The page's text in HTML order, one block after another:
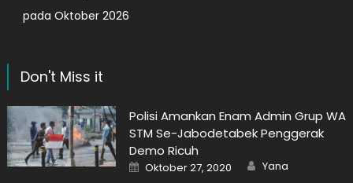
pada Oktober 2026
Don't Miss it
Polisi Amankan Enam Admin Grup WA
STM Se-Jabodetabek Penggerak
Demo Ricuh
Posted
on
Oktober 27, 2020 Author
Yana